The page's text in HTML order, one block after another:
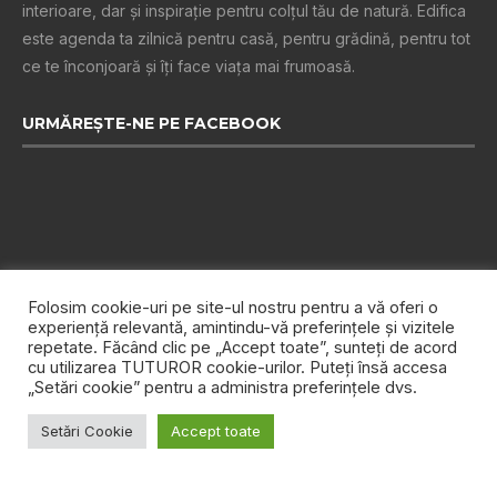
interioare, dar și inspiraţie pentru colţul tău de natură. Edifica
este agenda ta zilnică pentru casă, pentru grădină, pentru tot
ce te înconjoară şi îţi face viaţa mai frumoasă.
URMĂREȘTE-NE PE FACEBOOK
Despre noi Publicitate
Politica de confidențialitate
Folosim cookie-uri pe site-ul nostru pentru a vă oferi o
experiență relevantă, amintindu-vă preferințele și vizitele
repetate. Făcând clic pe „Accept toate”, sunteți de acord
cu utilizarea TUTUROR cookie-urilor. Puteți însă accesa
„Setări cookie” pentru a administra preferințele dvs.
Setări Cookie Accept toate